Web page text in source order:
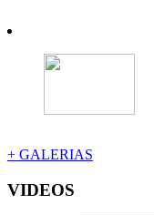
+ GALERIAS
VIDEOS